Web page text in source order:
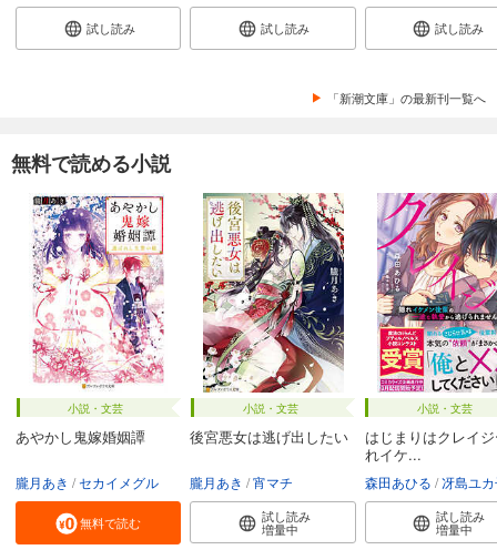
試し読み 試し読み 試し読み
「新潮文庫」の最新刊一覧へ
無料で読める小説
小説・文芸
あやかし鬼嫁婚姻譚
朧月あき セカイメグル
無料で読む
小説・文芸
後宮悪女は逃げ出したい
朧月あき 宵マチ
試し読み
増量中
小説・文芸
はじまりはクレイ
れイケ...
森田あひる 冴島ユ
試し読み
増量中